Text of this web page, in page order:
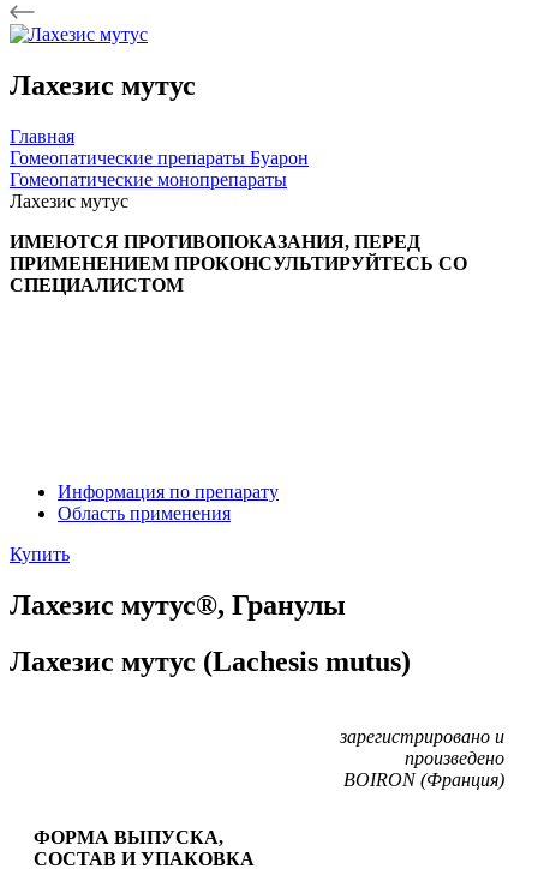
Лахезис мутус
Главная
Гомеопатические препараты Буарон
Гомеопатические монопрепараты
Лахезис мутус
ИМЕЮТСЯ ПРОТИВОПОКАЗАНИЯ, ПЕРЕД
ПРИМЕНЕНИЕМ ПРОКОНСУЛЬТИРУЙТЕСЬ СО
СПЕЦИАЛИСТОМ
Информация по препарату
Область применения
Купить
Лахезис мутус®, Гранулы
Лахезис мутус (Lachesis mutus)
зарегистрировано и
произведено
BOIRON (Франция)
ФОРМА ВЫПУСКА,
СОСТАВ И УПАКОВКА